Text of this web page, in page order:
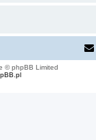
© phpBB Limited